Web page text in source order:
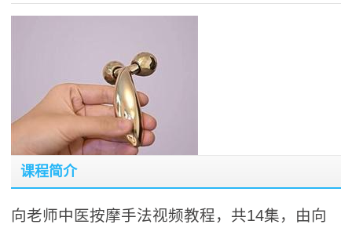
课程简介
向老师中医按摩手法视频教程，共14集，由向